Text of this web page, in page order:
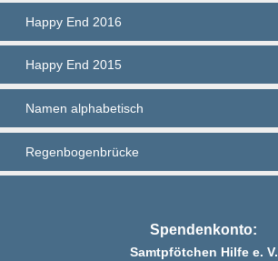
Happy End 2016
Happy End 2015
Namen alphabetisch
Regenbogenbrücke
Spendenkonto:
Samtpfötchen Hilfe e. V.